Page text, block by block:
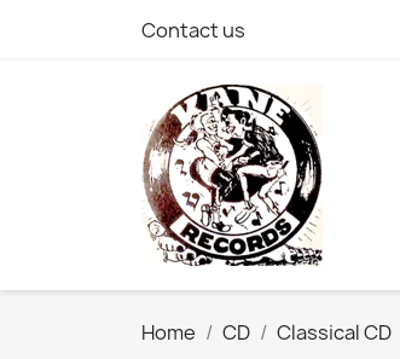
Contact us
Home CD Classical CD